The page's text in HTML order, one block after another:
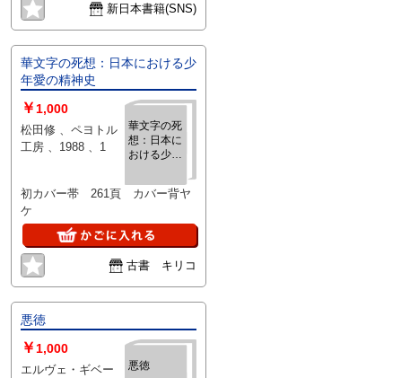
新日本書籍(SNS)
華文字の死想：日本における少
年愛の精神史
華文字の死
想：日本に
おける少年
￥ 1,000
松田修 、ペヨトル
工房 、1988 、1
初カバー帯 261頁 カバー背ヤ
ケ
古書 キリコ
悪徳
悪徳
￥1,000
エルヴェ・ギベー